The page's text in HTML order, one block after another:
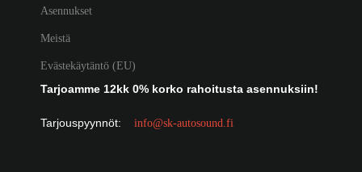
Asennukset
Meistä
Evästekäytäntö (EU)
Tarjoamme 12kk 0% korko rahoitusta asennuksiin!
Tarjouspyynnöt: info@sk-autosound.fi